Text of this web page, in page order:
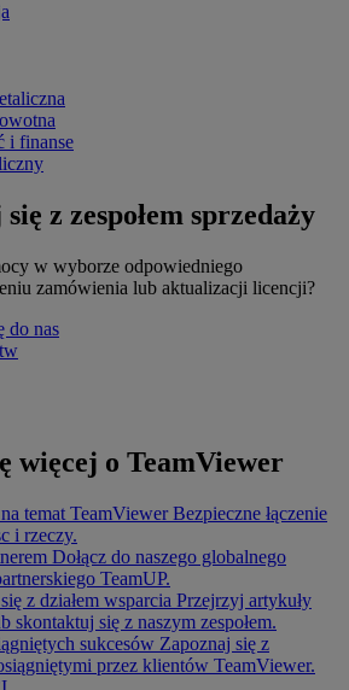
i finanse
z zespołem sprzedaży
w wyborze odpowiedniego
zamówienia lub aktualizacji licencji?
do nas
więcej o TeamViewer
temat TeamViewer Bezpieczne łączenie
i rzeczy.
Dołącz do naszego globalnego
TeamUP.
z działem wsparcia Przejrzyj artykuły
skontaktuj się z naszym zespołem.
sukcesów Zapoznaj się z
przez klientów TeamViewer.